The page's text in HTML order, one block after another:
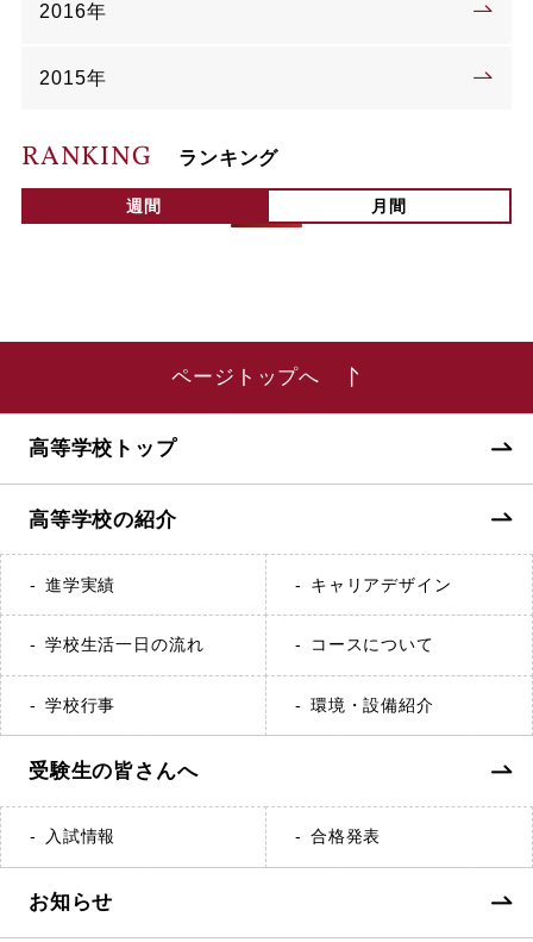
2016年
2015年
RANKING ランキング
週間 月間
ページトップへ
高等学校トップ
高等学校の紹介
進学実績 キャリアデザイン
学校生活一日の流れ コースについて
学校行事 環境・設備紹介
受験生の皆さんへ
入試情報 合格発表
お知らせ